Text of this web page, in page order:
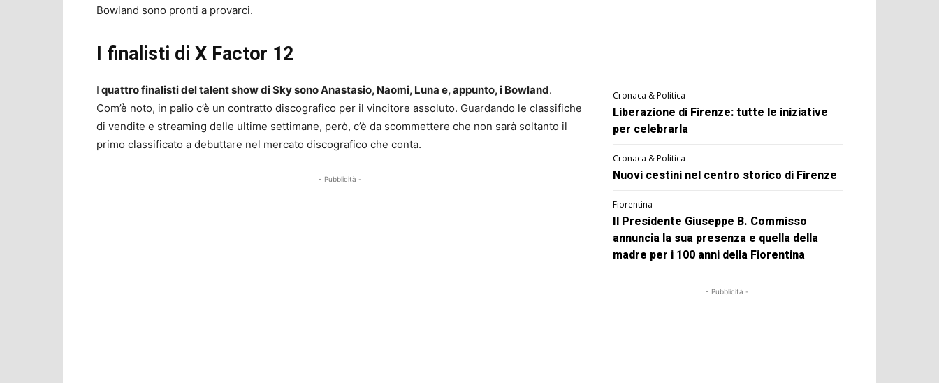
Bowland sono pronti a provarci.
I finalisti di X Factor 12
I quattro finalisti del talent show di Sky sono Anastasio, Naomi, Luna e, appunto, i Bowland.
Com’è noto, in palio c’è un contratto discografico per il vincitore assoluto. Guardando le classifiche
di vendite e streaming delle ultime settimane, però, c’è da scommettere che non sarà soltanto il
primo classificato a debuttare nel mercato discografico che conta.
- Pubblicità -
Cronaca & Politica
Liberazione di Firenze: tutte le iniziative
per celebrarla
Cronaca & Politica
Nuovi cestini nel centro storico di Firenze
Fiorentina
Il Presidente Giuseppe B. Commisso
annuncia la sua presenza e quella della
madre per i 100 anni della Fiorentina
- Pubblicità -